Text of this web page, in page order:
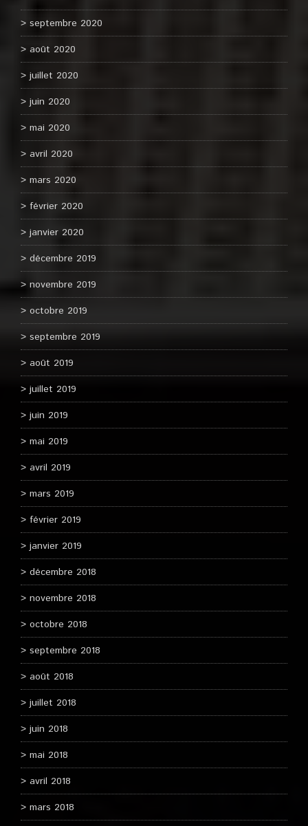
septembre 2020
août 2020
juillet 2020
juin 2020
mai 2020
avril 2020
mars 2020
février 2020
janvier 2020
décembre 2019
novembre 2019
octobre 2019
septembre 2019
août 2019
juillet 2019
juin 2019
mai 2019
avril 2019
mars 2019
février 2019
janvier 2019
décembre 2018
novembre 2018
octobre 2018
septembre 2018
août 2018
juillet 2018
juin 2018
mai 2018
avril 2018
mars 2018